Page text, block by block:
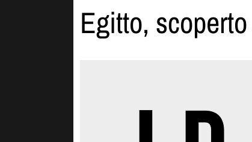
Egitto,